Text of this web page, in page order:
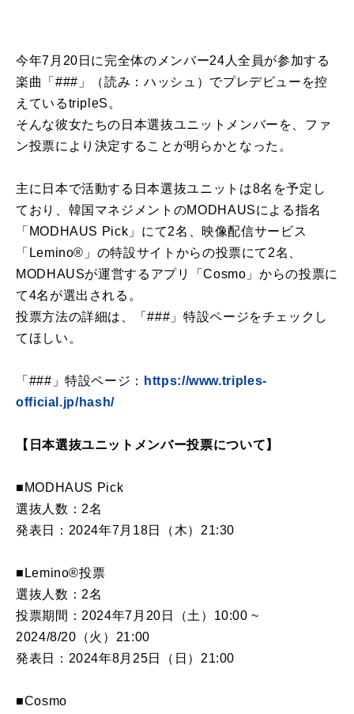
今年7月20日に完全体のメンバー24人全員が参加する
楽曲「###」（読み：ハッシュ）でプレデビューを控
えているtripleS。
そんな彼女たちの日本選抜ユニットメンバーを、ファ
ン投票により決定することが明らかとなった。
主に日本で活動する日本選抜ユニットは8名を予定し
ており、韓国マネジメントのMODHAUSによる指名
「MODHAUS Pick」にて2名、映像配信サービス
「Lemino®」の特設サイトからの投票にて2名、
MODHAUSが運営するアプリ「Cosmo」からの投票に
て4名が選出される。
投票方法の詳細は、「###」特設ページをチェックし
てほしい。
「###」特設ページ：
https://www.triples-
official.jp/hash/
【日本選抜ユニットメンバー投票について】
■MODHAUS Pick
選抜人数：2名
発表日：2024年7月18日（木）21:30
■Lemino®投票
選抜人数：2名
投票期間：2024年7月20日（土）10:00 ~
2024/8/20（火）21:00
発表日：2024年8月25日（日）21:00
■Cosmo